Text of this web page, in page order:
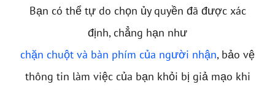
Bạn có thể tự do chọn ủy quyền đã được xác
định, chẳng hạn như
chặn chuột và bàn phím của người nhận, bảo vệ
thông tin làm việc của bạn khỏi bị giả mạo khi